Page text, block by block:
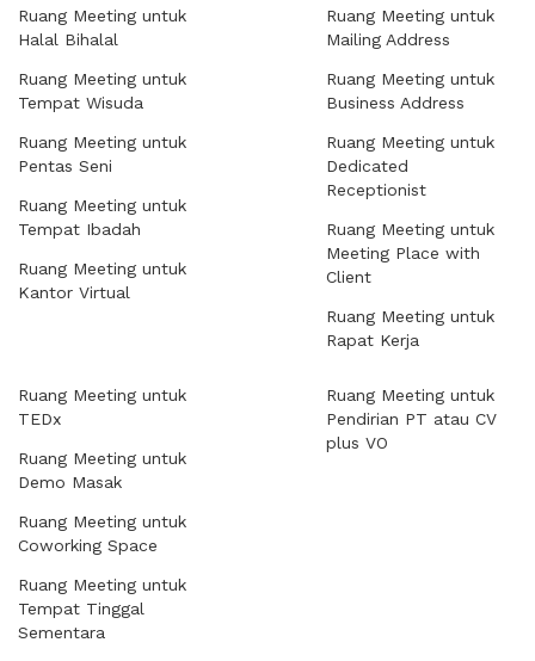
Ruang Meeting untuk
Halal Bihalal
Ruang Meeting untuk
Tempat Wisuda
Ruang Meeting untuk
Pentas Seni
Ruang Meeting untuk
Tempat Ibadah
Ruang Meeting untuk
Kantor Virtual
Ruang Meeting untuk
Mailing Address
Ruang Meeting untuk
Business Address
Ruang Meeting untuk
Dedicated
Receptionist
Ruang Meeting untuk
Meeting Place with
Client
Ruang Meeting untuk
Rapat Kerja
Ruang Meeting untuk
TEDx
Ruang Meeting untuk
Demo Masak
Ruang Meeting untuk
Coworking Space
Ruang Meeting untuk
Tempat Tinggal
Sementara
Ruang Meeting untuk
Pendirian PT atau CV
plus VO